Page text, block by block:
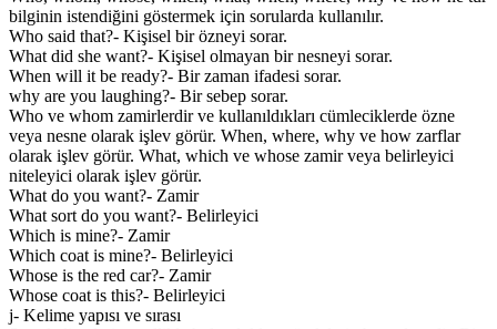
bilginin istendiğini göstermek için sorularda kullanılır.
Who said that?- Kişisel bir özneyi sorar.
What did she want?- Kişisel olmayan bir nesneyi sorar.
When will it be ready?- Bir zaman ifadesi sorar.
why are you laughing?- Bir sebep sorar.
Who ve whom zamirlerdir ve kullanıldıkları cümleciklerde özne
veya nesne olarak işlev görür. When, where, why ve how zarflar
olarak işlev görür. What, which ve whose zamir veya belirleyici
niteleyici olarak işlev görür.
What do you want?- Zamir
What sort do you want?- Belirleyici
Which is mine?- Zamir
Which coat is mine?- Belirleyici
Whose is the red car?- Zamir
Whose coat is this?- Belirleyici
j- Kelime yapısı ve sırası